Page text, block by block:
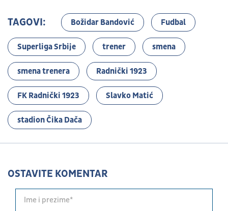
TAGOVI: Božidar Bandović Fudbal
Superliga Srbije trener smena
smena trenera Radnički 1923
FK Radnički 1923 Slavko Matić
stadion Čika Dača
OSTAVITE KOMENTAR